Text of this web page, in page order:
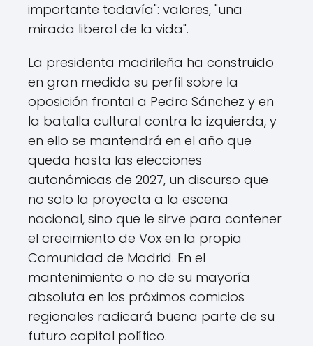
importante todavía": valores, "una
mirada liberal de la vida".
La presidenta madrileña ha construido
en gran medida su perfil sobre la
oposición frontal a Pedro Sánchez y en
la batalla cultural contra la izquierda, y
en ello se mantendrá en el año que
queda hasta las elecciones
autonómicas de 2027, un discurso que
no solo la proyecta a la escena
nacional, sino que le sirve para contener
el crecimiento de Vox en la propia
Comunidad de Madrid. En el
mantenimiento o no de su mayoría
absoluta en los próximos comicios
regionales radicará buena parte de su
futuro capital político.